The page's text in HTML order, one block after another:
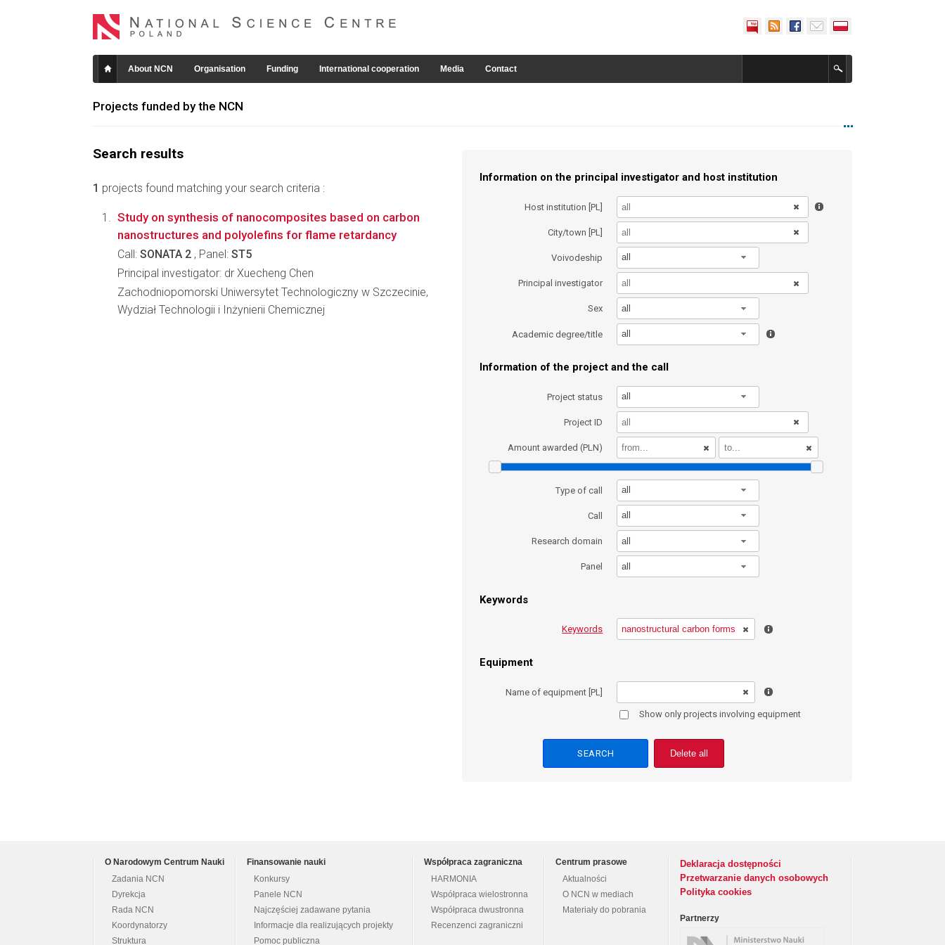
About NCN Organisation Funding International cooperation Media Contact
Projects funded by the NCN
Search results
1 projects found matching your search criteria :
Information on the principal investigator and host institution
Host institution [PL]
City/town [PL]
Voivodeship all
Principal investigator
Sex all
Academic degree/title all
Information of the project and the call
Project status all
Project ID
Amount awarded (PLN)
Type of call all
Call all
Research domain all
Panel all
Keywords
Keywords
Equipment
Name of equipment [PL]
Show only projects involving equipment
Delete all
Study on synthesis of nanocomposites based on carbon
nanostructures and polyolefins for flame retardancy
Call: SONATA 2 , Panel: ST5
Principal investigator: dr Xuecheng Chen
Zachodniopomorski Uniwersytet Technologiczny w Szczecinie,
Wydział Technologii i Inżynierii Chemicznej
O Narodowym Centrum Nauki
Zadania NCN
Dyrekcja
Rada NCN
Koordynatorzy
Struktura
Finansowanie nauki
Konkursy
Panele NCN
Najczęściej zadawane pytania
Informacje dla realizujących projekty
Pomoc publiczna
Współpraca zagraniczna
HARMONIA
Współpraca wielostronna
Współpraca dwustronna
Recenzenci zagraniczni
Centrum prasowe
Aktualności
O NCN w mediach
Materiały do pobrania
Deklaracja dostępności
Przetwarzanie danych osobowych
Polityka cookies
Partnerzy